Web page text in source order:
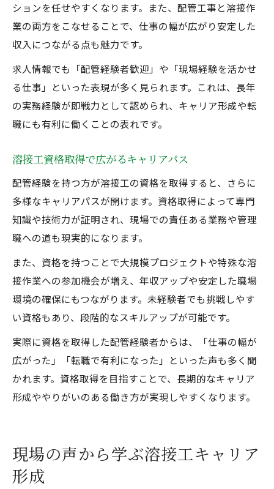
ションを任せやすくなります。また、配管工事と溶接作
業の両方をこなせることで、仕事の幅が広がり安定した
収入につながる点も魅力です。
求人情報でも「配管経験者歓迎」や「現場経験を活かせ
る仕事」といった表現が多く見られます。これは、長年
の実務経験が即戦力として認められ、キャリア形成や転
職にも有利に働くことの表れです。
溶接工資格取得で広がるキャリアパス
配管経験を持つ方が溶接工の資格を取得すると、さらに
多様なキャリアパスが開けます。資格取得によって専門
知識や技術力が証明され、現場での責任ある業務や管理
職への道も現実的になります。
また、資格を持つことで大規模プロジェクトや特殊な溶
接作業への参加機会が増え、年収アップや安定した職場
環境の確保にもつながります。未経験者でも挑戦しやす
い資格もあり、段階的なスキルアップが可能です。
実際に資格を取得した配管経験者からは、「仕事の幅が
広がった」「転職で有利になった」といった声も多く聞
かれます。資格取得を目指すことで、長期的なキャリア
形成ややりがいのある働き方が実現しやすくなります。
現場の声から学ぶ溶接工キャリア
形成